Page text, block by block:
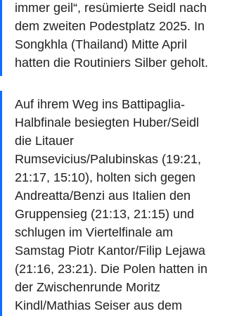
immer geil“, resümierte Seidl nach
dem zweiten Podestplatz 2025. In
Songkhla (Thailand) Mitte April
hatten die Routiniers Silber geholt.
Auf ihrem Weg ins Battipaglia-
Halbfinale besiegten Huber/Seidl
die Litauer
Rumsevicius/Palubinskas (19:21,
21:17, 15:10), holten sich gegen
Andreatta/Benzi aus Italien den
Gruppensieg (21:13, 21:15) und
schlugen im Viertelfinale am
Samstag Piotr Kantor/Filip Lejawa
(21:16, 23:21). Die Polen hatten in
der Zwischenrunde Moritz
Kindl/Mathias Seiser aus dem